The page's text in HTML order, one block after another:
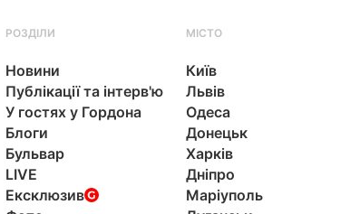
РОЗДІЛИ
Новини
Публікації та інтерв'ю
У гостях у Гордона
Блоги
Бульвар
LIVE
Ексклюзив
МІСТО
Київ
Львів
Одеса
Донецьк
Харків
Дніпро
Маріуполь